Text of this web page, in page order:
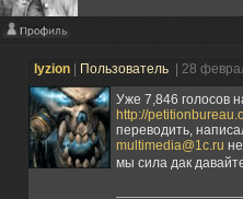
lyzion Пользователь | 28
Уже 7,846 голосов
http://
переводить,
multimedia@1c.ru
мы сила дак